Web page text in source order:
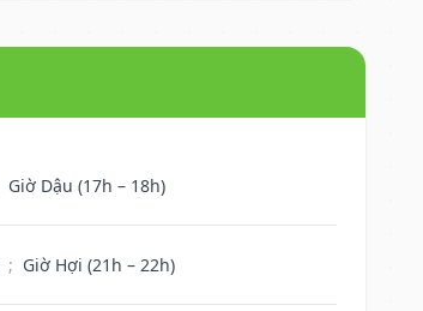
Giờ Dậu (17h – 18h)
; Giờ Hợi (21h – 22h)